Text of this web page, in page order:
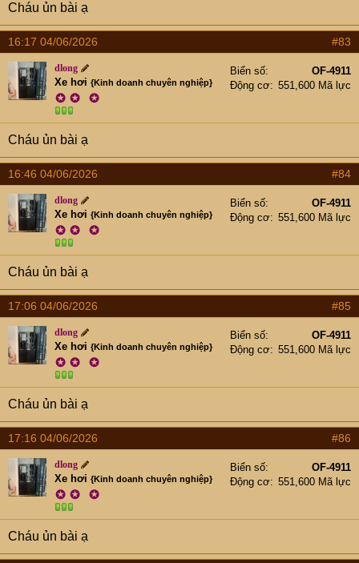
Cháu ủn bài ạ
16:17 04/06/2026 #83
dlong
Xe hơi {Kinh doanh chuyên nghiệp}
✪ ✪ ✪
Biển số
OF-4911
Động cơ
551,600 Mã lực
Cháu ủn bài ạ
16:46 04/06/2026 #84
dlong
Xe hơi {Kinh doanh chuyên nghiệp}
✪ ✪ ✪
Biển số
OF-4911
Động cơ
551,600 Mã lực
Cháu ủn bài ạ
17:06 04/06/2026 #85
dlong
Xe hơi {Kinh doanh chuyên nghiệp}
✪ ✪ ✪
Biển số
OF-4911
Động cơ
551,600 Mã lực
Cháu ủn bài ạ
17:16 04/06/2026 #86
dlong
Xe hơi {Kinh doanh chuyên nghiệp}
✪ ✪ ✪
Biển số
OF-4911
Động cơ
551,600 Mã lực
Cháu ủn bài ạ